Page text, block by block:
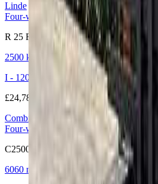
Linde
Four-way truck Electric
R 25 F
2500 kg
I - 12081 BEINETTE (CN)
£24,782
Combilift
Four-way truck Electric
C2500STE
6060 mm